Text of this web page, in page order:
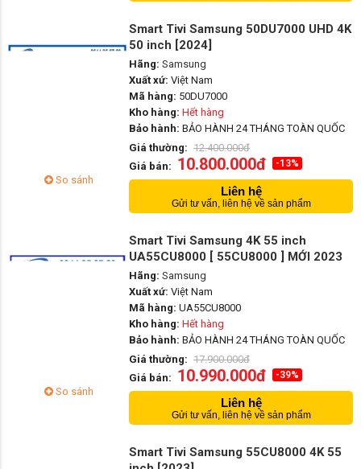
So sánh
Smart Tivi Samsung 50DU7000 UHD 4K
50 inch [2024]
Hãng: Samsung
Xuất xứ: Việt Nam
Mã hàng: 50DU7000
Kho hàng: Hết hàng
Bảo hành: BẢO HÀNH 24 THÁNG TOÀN QUỐC
Giá thường: 12.400.000đ
Giá bán: 10.800.000đ -13%
Liên hệ
Gửi tư vấn, liên hệ về sản phẩm
So sánh
Smart Tivi Samsung 4K 55 inch
UA55CU8000 [ 55CU8000 ] MỚI 2023
Hãng: Samsung
Xuất xứ: Việt Nam
Mã hàng: UA55CU8000
Kho hàng: Hết hàng
Bảo hành: BẢO HÀNH 24 THÁNG TOÀN QUỐC
Giá thường: 17.900.000đ
Giá bán: 10.990.000đ -39%
Liên hệ
Gửi tư vấn, liên hệ về sản phẩm
Smart Tivi Samsung 55CU8000 4K 55